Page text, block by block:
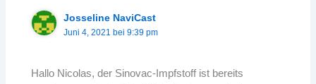
Josseline NaviCast
Juni 4, 2021 bei 9:39 pm
Hallo Nicolas, der Sinovac-Impfstoff ist bereits